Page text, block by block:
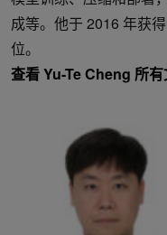
成等。他于 2016 年获
位。
查看 Yu-Te Cheng 所